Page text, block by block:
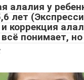
алалия у
лет
коррекция
понимает,